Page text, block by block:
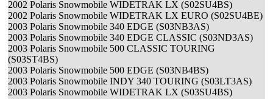
2002 Polaris Snowmobile WIDETRAK LX (S02SU4BS)
2002 Polaris Snowmobile WIDETRAK LX EURO (S02SU4BE)
2003 Polaris Snowmobile 340 EDGE (S03NB3AS)
2003 Polaris Snowmobile 340 EDGE CLASSIC (S03ND3AS)
2003 Polaris Snowmobile 500 CLASSIC TOURING
(S03ST4BS)
2003 Polaris Snowmobile 500 EDGE (S03NB4BS)
2003 Polaris Snowmobile INDY 340 TOURING (S03LT3AS)
2003 Polaris Snowmobile WIDETRAK LX (S03SU4BS)